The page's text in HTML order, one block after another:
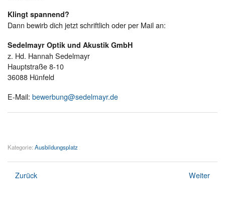
Klingt spannend?
Dann bewirb dich jetzt schriftlich oder per Mail an:
Sedelmayr Optik und Akustik GmbH
z. Hd. Hannah Sedelmayr
Hauptstraße 8-10
36088 Hünfeld
E-Mail: bewerbung@sedelmayr.de
Kategorie: Ausbildungsplatz
Zurück Weiter